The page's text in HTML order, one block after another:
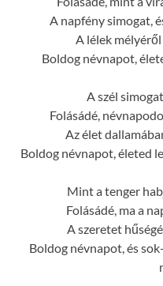
A napfény simogat,
A lélek mélyéről
Boldog névnapot,
A szél
Folásádé,
Az élet
Boldog névnapot, életed
Mint a tenger
Folásádé, ma a
A szeretet
Boldog névnapot, és